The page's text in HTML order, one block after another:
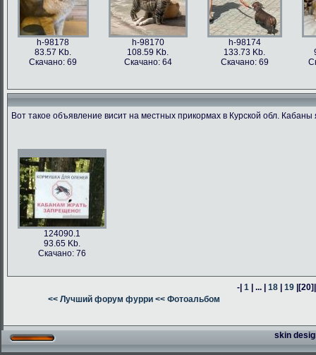
h-98178
83.57 Kb.
Скачано: 69
h-98170
108.59 Kb.
Скачано: 64
h-98174
133.73 Kb.
Скачано: 69
h-98176
76.47 Kb.
Скачано: 63
h-98171
187.62 Kb.
Скачано: 66
h-98160
h-98164
Вот такое объявление висит на местных прикормах в Курской обл.
124090.1
93.65 Kb.
Скачано: 76
-| 1 | ... | 18 | 19 |[20]
<< Лучший форум фурри << Фотоальбом
skin